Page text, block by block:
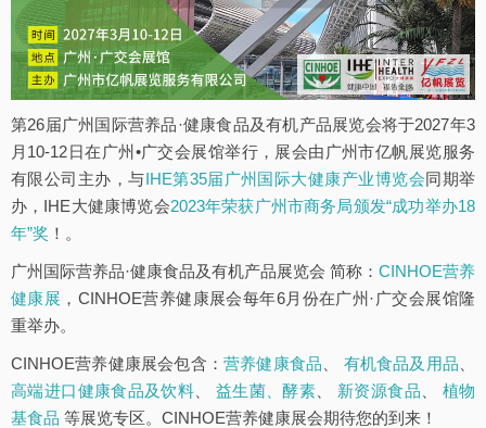
第26届广州国际营养品·健康食品及有机产品展览会将于2027年3
月10-12日在广州•广交会展馆举行，展会由广州市亿帆展览服务
有限公司主办，与IHE第35届广州国际大健康产业博览会同期举
办，IHE大健康博览会2023年荣获广州市商务局颁发“成功举办18
年”奖 ！。
广州国际营养品·健康食品及有机产品展览会 简称： CINHOE营养
健康展 ，CINHOE营养健康展会每年6月份在广州·广交会展馆隆
重举办。
CINHOE营养健康展会包含： 营养健康食品 有机食品及用品
高端进口健康食品及饮料
益生菌、酵素 新资源食品
植物
基食品 等展览专区。CINHOE营养健康展会期待您的到来！